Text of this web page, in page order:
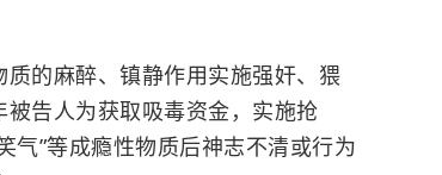
的麻醉、镇静作用实施强奸、猥
告人为获取吸毒资金，实施抢
气”等成瘾性物质后神志不清或行为